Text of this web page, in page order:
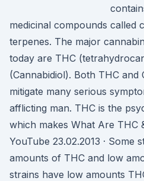
medicinal compounds called
terpenes. The major
today are THC
(Cannabidiol). Both THC
mitigate many serious
afflicting man. THC is the
which makes What Are THC
YouTube 23.02.2013 · Some
amounts of THC and low
strains have low amounts